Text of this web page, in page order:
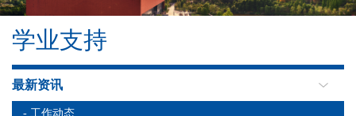
学业支持
最新资讯
- 工作动态